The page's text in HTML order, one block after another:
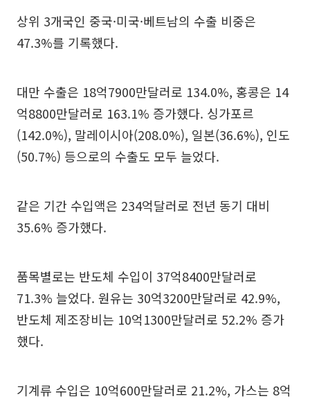
상위 3개국인 중국·미국·베트남의 수출 비중은
47.3%를 기록했다.
대만 수출은 18억7900만달러로 134.0%, 홍콩은 14
억8800만달러로 163.1% 증가했다. 싱가포르
(142.0%), 말레이시아(208.0%), 일본(36.6%), 인도
(50.7%) 등으로의 수출도 모두 늘었다.
같은 기간 수입액은 234억달러로 전년 동기 대비
35.6% 증가했다.
품목별로는 반도체 수입이 37억8400만달러로
71.3% 늘었다. 원유는 30억3200만달러로 42.9%,
반도체 제조장비는 10억1300만달러로 52.2% 증가
했다.
기계류 수입은 10억600만달러로 21.2%, 가스는 8억